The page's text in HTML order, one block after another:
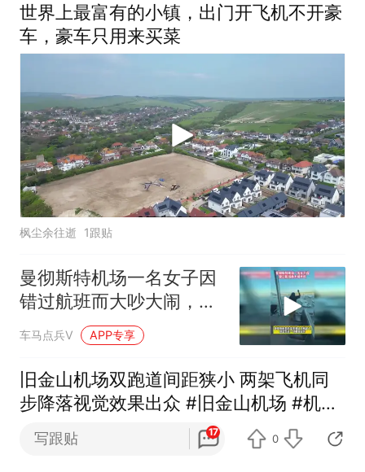
世界上最富有的小镇，出门开飞机不开豪
车，豪车只用来买菜
枫尘余往逝 1跟贴
曼彻斯特机场一名女子因
错过航班而大吵大闹，她
想要阻止飞机起飞
车马点兵V APP专享
旧金山机场双跑道间距狭小 两架飞机同
步降落视觉效果出众 #旧金山机场 #机场
写跟贴 17
0